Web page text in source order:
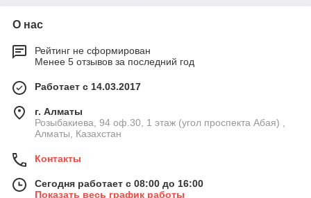
О нас
Рейтинг не сформирован
Менее 5 отзывов за последний год
Работает с 14.03.2017
г. Алматы
Розыбакиева, 94 оф.30, 1 этаж (угол проспекта Абая) ,
Алматы, Казахстан
Контакты
Сегодня работает с 08:00 до 16:00
Показать весь график работы